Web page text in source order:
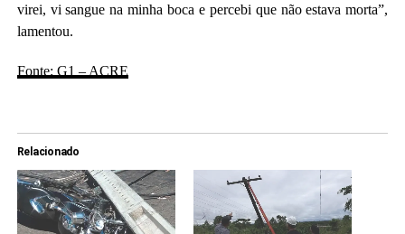
virei, vi sangue na minha boca e percebi que não estava morta”,
lamentou.
Fonte: G1 – ACRE
Relacionado